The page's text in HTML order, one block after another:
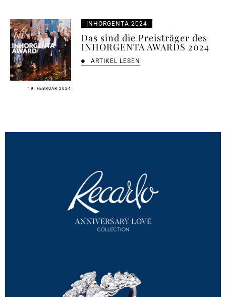
19. FEBRUAR 2024
INHORGENTA 2024
Das sind die Preisträger des
INHORGENTA AWARDS 2024
ARTIKEL LESEN